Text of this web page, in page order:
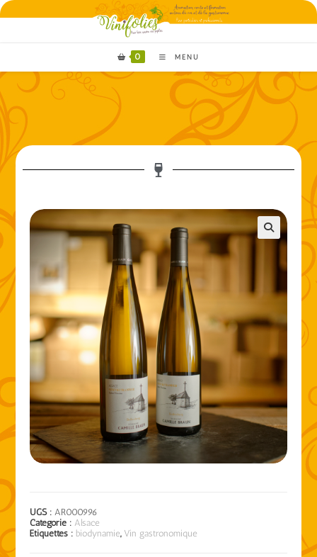
0 MENU
UGS : AR000996
Catégorie : Alsace
Étiquettes : biodynamie, Vin gastronomique